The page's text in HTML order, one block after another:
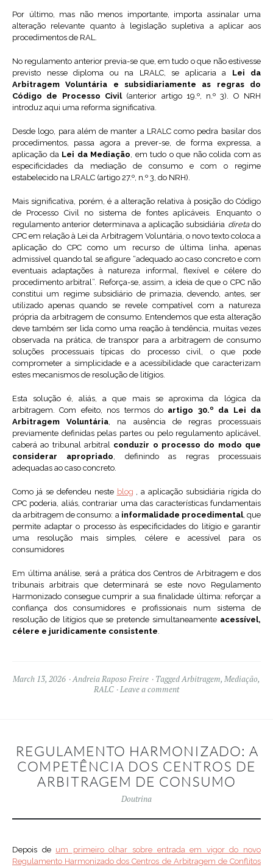
Por último, mas não menos importante, importa assinalar uma
alteração relevante quanto à legislação supletiva a aplicar aos
procedimentos de RAL.
No regulamento anterior previa-se que, em tudo o que não estivesse
previsto nesse diploma ou na LRALC, se aplicaria a Lei da
Arbitragem Voluntária e subsidiariamente as regras do
Código de Processo Civil (anterior artigo 19.º, n.º 3). O NRH
introduz aqui uma reforma significativa.
Desde logo, para além de manter a LRALC como pedra basilar dos
procedimentos, passa agora a prever-se, de forma expressa, a
aplicação da Lei da Mediação, em tudo o que não colida com as
especificidades da mediação de consumo e com o regime
estabelecido na LRALC (artigo 27.º, n.º 3, do NRH).
Mais significativa, porém, é a alteração relativa à posição do Código
de Processo Civil no sistema de fontes aplicáveis. Enquanto o
regulamento anterior determinava a aplicação subsidiária diretado
CPC em relação à Lei da Arbitragem Voluntária, o novo texto coloca a
aplicação do CPC como um recurso de última linha, apenas
admissível quando tal se afigure “adequado ao caso concreto e com
eventuais adaptações à natureza informal, flexível e célere do
procedimento arbitral”. Reforça-se, assim, a ideia de que o CPC não
constitui um regime subsidiário de primazia, devendo, antes, ser
utilizado apenas quando se revele compatível com a natureza
própria da arbitragem de consumo. Entendemos que esta alteração
deve também ser lida como uma reação à tendência, muitas vezes
observada na prática, de transpor para a arbitragem de consumo
soluções processuais típicas do processo civil, o que pode
comprometer a simplicidade e a acessibilidade que caracterizam
estes mecanismos de resolução de litígios.
Esta solução é, aliás, a que mais se aproxima da lógica da
arbitragem. Com efeito, nos termos do artigo 30.º da Lei da
Arbitragem Voluntária, na ausência de regras processuais
previamente definidas pelas partes ou pelo regulamento aplicável,
caberá ao tribunal arbitral conduzir o processo do modo que
considerar apropriado, definindo as regras processuais
adequadas ao caso concreto.
Como já se defendeu neste blog , a aplicação subsidiária rígida do
CPC poderia, aliás, contrariar uma das características fundamentais
da arbitragem de consumo: a informalidade procedimental, que
permite adaptar o processo às especificidades do litígio e garantir
uma resolução mais simples, célere e acessível para os
consumidores
Em última análise, será a prática dos Centros de Arbitragem e dos
tribunais arbitrais que determinará se este novo Regulamento
Harmonizado consegue cumprir a sua finalidade última: reforçar a
confiança dos consumidores e profissionais num sistema de
resolução de litígios que se pretende simultaneamente acessível,
célere e juridicamente consistente.
March 13, 2026 Andreia Raposo Freire TaggedArbitragem, Mediação,
RALC
Leave a comment
REGULAMENTO HARMONIZADO: A
COMPETÊNCIA DOS CENTROS DE
ARBITRAGEM DE CONSUMO
Doutrina
Depois de um primeiro olhar sobre entrada em vigor do novo
Regulamento Harmonizado dos Centros de Arbitragem de Conflitos